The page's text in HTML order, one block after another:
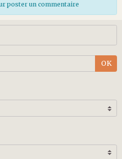
poster un commentaire
OK